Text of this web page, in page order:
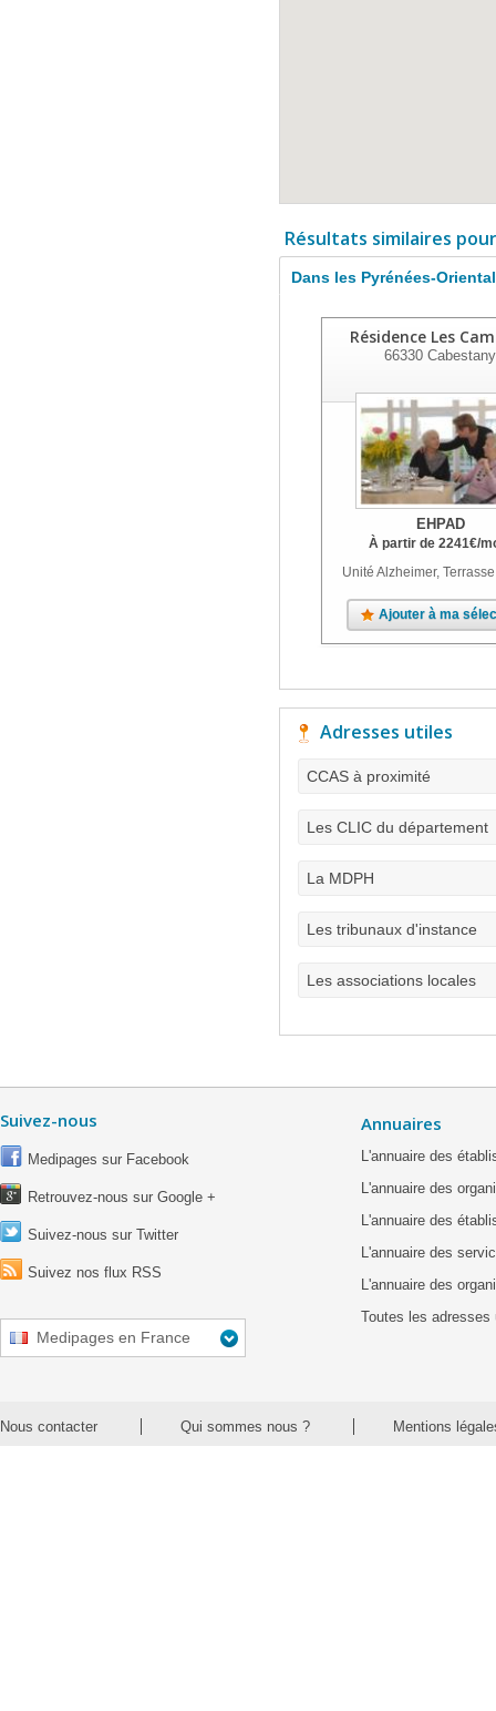
Résultats similaires
Dans les Pyrénées-
Résidence Les
66330 Cabestany
EHPAD
À partir de 2241€/
Unité Alzheimer,
Ajouter à ma
Adresses utiles
CCAS à proximité
Les CLIC du département
La MDPH
Les tribunaux d'instance
Les associations locales
Suivez-nous
Medipages sur Facebook
Retrouvez-nous sur Google +
Suivez-nous sur Twitter
Suivez nos flux RSS
Medipages en France
Annuaires
L'annuaire des
L'annuaire des
L'annuaire des
L'annuaire des
L'annuaire des
Toutes les adresses
Nous contacter Qui sommes nous ? Mentions